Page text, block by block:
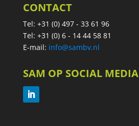
CONTACT
Tel: +31 (0) 497 - 33 61 96
Tel: +31 (0) 6 - 14 44 58 81
E-mail: info@sambv.nl
SAM OP SOCIAL MEDIA